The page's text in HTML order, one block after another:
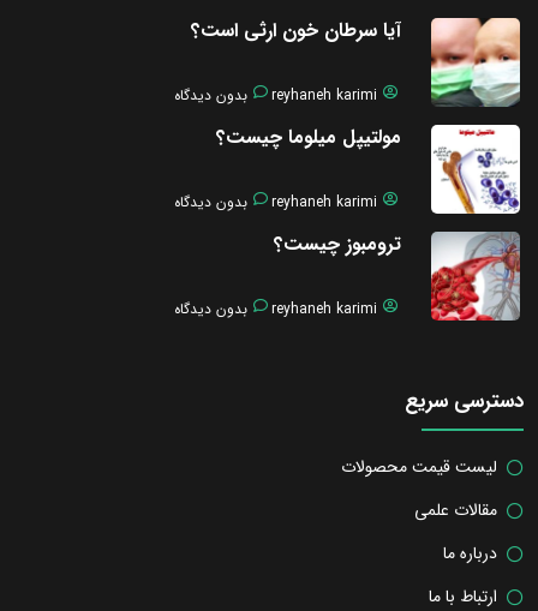
آیا سرطان خون ارثی است؟
reyhaneh karimi بدون دیدگاه
مولتیپل میلوما چیست؟
reyhaneh karimi بدون دیدگاه
ترومبوز چیست؟
reyhaneh karimi بدون دیدگاه
دسترسی سریع
لیست قیمت محصولات
مقالات علمی
درباره ما
ارتباط با ما